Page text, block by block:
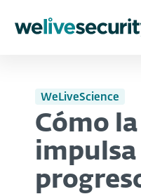
WeLiveScience
Cómo
impulsa